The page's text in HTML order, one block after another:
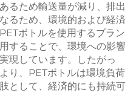
るため輸送量が減り、排出
るため、環境的および経済
ボトルを使用するブラン
することで、環境への影響
現しています。したがっ
り、PETボトルは環境負荷
として、経済的にも持続可